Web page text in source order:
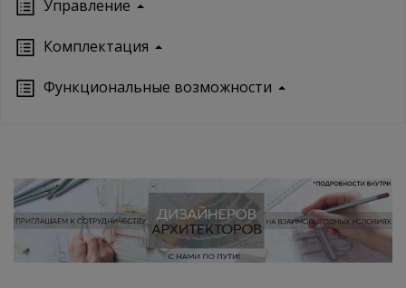
Управление
Кoмплектация
Функциональные возможности